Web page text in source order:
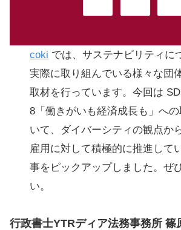
coki では、サステナビリティに
実際に取り組んでいる様々な団
取材を行っています。今回は
8「働きがいも経済成長も」へ
いて、ダイバーシティの観点か
雇用に対して積極的に推進して
事をピックアップしました。ぜ
い。
行政書士YTRディア法務事務所 篠